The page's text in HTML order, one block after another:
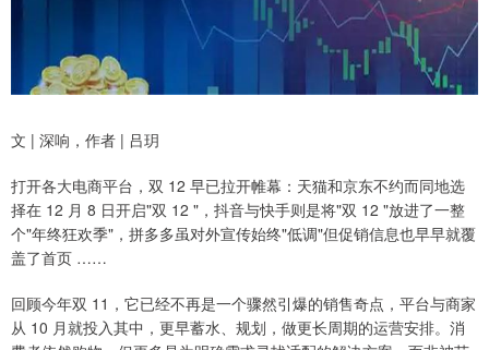
文 | 深响，作者 | 吕玥
打开各大电商平台，双 12 早已拉开帷幕：天猫和京东不约而同地选
择在 12 月 8 日开启"双 12 "，抖音与快手则是将"双 12 "放进了一整
个"年终狂欢季"，拼多多虽对外宣传始终"低调"但促销信息也早早就覆
盖了首页 ……
回顾今年双 11，它已经不再是一个骤然引爆的销售奇点，平台与商家
从 10 月就投入其中，更早蓄水、规划，做更长周期的运营安排。消